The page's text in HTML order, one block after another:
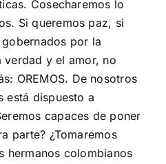
Cosecharemos lo
Si queremos paz, si
por la
verdad y el amor, no
OREMOS. De nosotros
está dispuesto a
capaces de poner
parte? ¿Tomaremos
hermanos colombianos